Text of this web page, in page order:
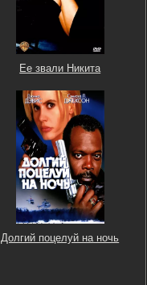
Ее звали Никита
Долгий поцелуй на ночь